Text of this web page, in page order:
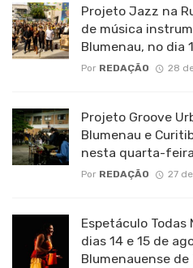
Projeto Jazz na
de música
Blumenau, no dia
Por REDAÇÃO 28
Projeto Groove
Blumenau e
nesta quarta-
Por REDAÇÃO 27
Espetáculo Todas
dias 14 e 15 de
Blumenauense